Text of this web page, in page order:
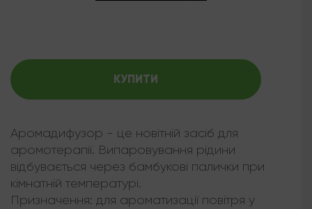
КУПИТИ
Аромадифузор - це новітній засіб для
аромотерапії. Випаровування рідини
відбувається через бамбукові палички при
кімнатній температурі.
Призначення: для ароматизації повітря у